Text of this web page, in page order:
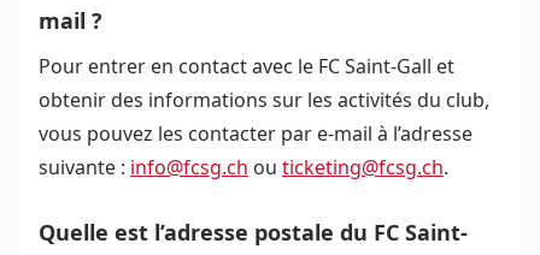
mail ?
Pour entrer en contact avec le FC Saint-Gall et
obtenir des informations sur les activités du club,
vous pouvez les contacter par e-mail à l’adresse
suivante : info@fcsg.ch ou ticketing@fcsg.ch.
Quelle est l’adresse postale du FC Saint-